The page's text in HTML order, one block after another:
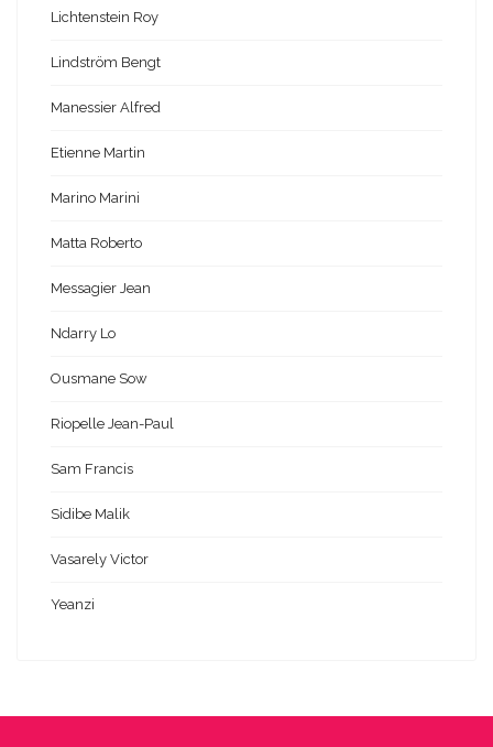
Lichtenstein Roy
Lindström Bengt
Manessier Alfred
Etienne Martin
Marino Marini
Matta Roberto
Messagier Jean
Ndarry Lo
Ousmane Sow
Riopelle Jean-Paul
Sam Francis
Sidibe Malik
Vasarely Victor
Yeanzi